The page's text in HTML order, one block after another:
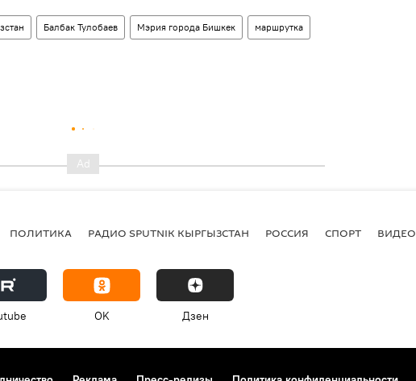
Балбак Тулобаев Мэрия города Бишкек маршрутка
ПОЛИТИКА РАДИО SPUTNIK КЫРГЫЗСТАН РОССИЯ СПОРТ ВИДЕО
OK Дзен